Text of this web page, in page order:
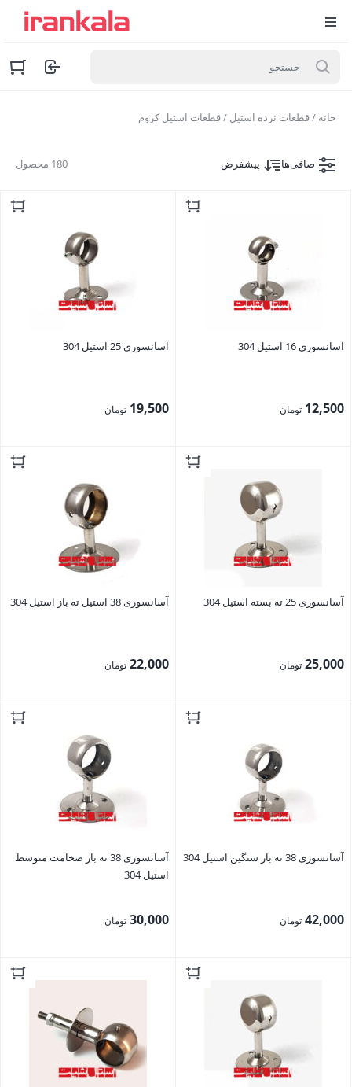
خانه /قطعات نرده استیل / قطعات استیل کروم
180 محصول صافی‌ها پیشفرض
آسانسوری 16 استیل 304
12,500 تومان
آسانسوری 25 استیل 304
19,500 تومان
آسانسوری 25 ته بسته استیل 304
25,000 تومان
آسانسوری 38 استیل ته باز استیل 304
22,000 تومان
آسانسوری 38 ته باز سنگین استیل 304
42,000 تومان
آسانسوری 38 ته باز ضخامت متوسط
استیل 304
30,000 تومان